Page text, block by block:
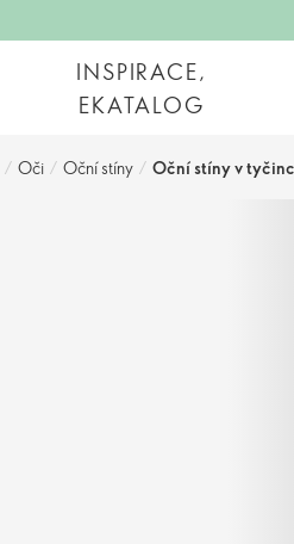
INSPIRACE,
EKATALOG
/ Oči / Oční stíny / Oční stíny v